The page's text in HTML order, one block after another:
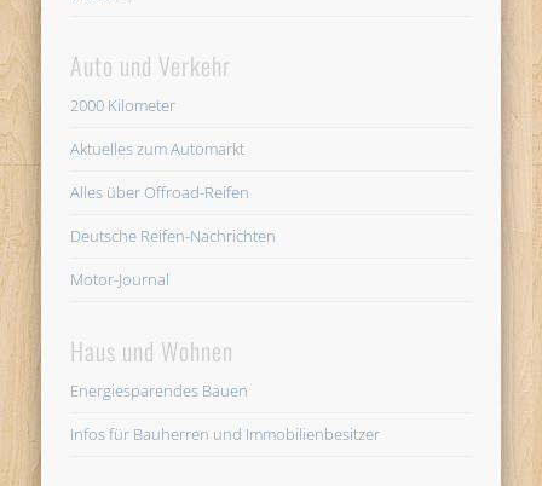
Auto und Verkehr
2000 Kilometer
Aktuelles zum Automarkt
Alles über Offroad-Reifen
Deutsche Reifen-Nachrichten
Motor-Journal
Haus und Wohnen
Energiesparendes Bauen
Infos für Bauherren und Immobilienbesitzer